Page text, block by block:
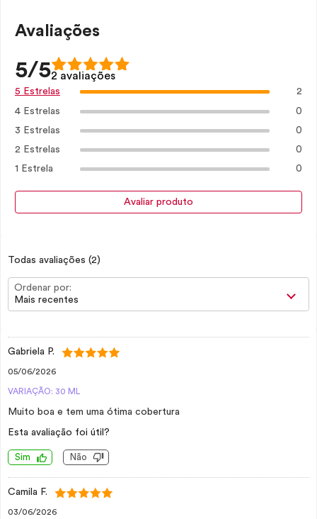
Avaliações
5/52 avaliações
5 Estrelas 2
4 Estrelas
0
3 Estrelas
0
2 Estrelas
0
1 Estrela
0
Avaliar produto
Todas avaliações (2)
Ordenar por:
Mais recentes
Gabriela P.
05/06/2026
VARIAÇÃO: 30 ML
Muito boa e tem uma ótima cobertura
Esta avaliação foi útil?
Sim Não
Camila F.
03/06/2026